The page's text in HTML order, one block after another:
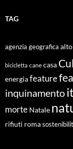
TAG
agenzia geografica
bicicletta cane casa
energiafeature
inquinamento
morte Natale
rifiuti roma